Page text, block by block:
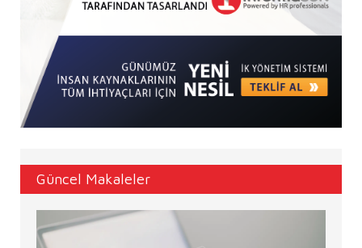
Güncel Makaleler